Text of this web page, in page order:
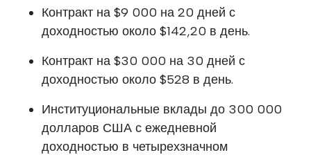
Контракт на $9 000 на 20 дней с
доходностью около $142,20 в день.
Контракт на $30 000 на 30 дней с
доходностью около $528 в день.
Институциональные вклады до 300 000
долларов США с ежедневной
доходностью в четырехзначном